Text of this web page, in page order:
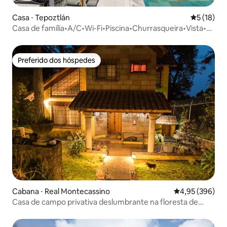
Casa ⋅ Tepoztlán 5 de uma
5 (18)
Casa de família•A/C•Wi-Fi•Piscina•Churrasqueira•Vista•8
Preferido dos hóspedes
Preferido dos hóspedes
Cabana ⋅ Real Montecassino 4,95 de uma
4,95 (396)
Casa de campo privativa deslumbrante na floresta de